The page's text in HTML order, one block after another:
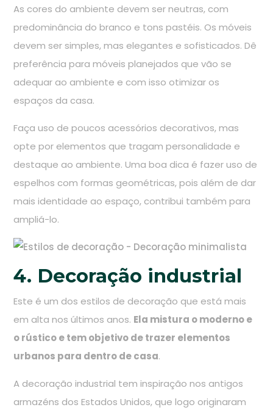
As cores do ambiente devem ser neutras, com
predominância do branco e tons pastéis. Os móveis
devem ser simples, mas elegantes e sofisticados. Dê
preferência para móveis planejados que vão se
adequar ao ambiente e com isso otimizar os
espaços da casa.
Faça uso de poucos acessórios decorativos, mas
opte por elementos que tragam personalidade e
destaque ao ambiente. Uma boa dica é fazer uso de
espelhos com formas geométricas, pois além de dar
mais identidade ao espaço, contribui também para
ampliá-lo.
4. Decoração industrial
Este é um dos estilos de decoração que está mais
em alta nos últimos anos. Ela mistura o moderno e
o rústico e tem objetivo de trazer elementos
urbanos para dentro de casa.
A decoração industrial tem inspiração nos antigos
armazéns dos Estados Unidos, que logo originaram